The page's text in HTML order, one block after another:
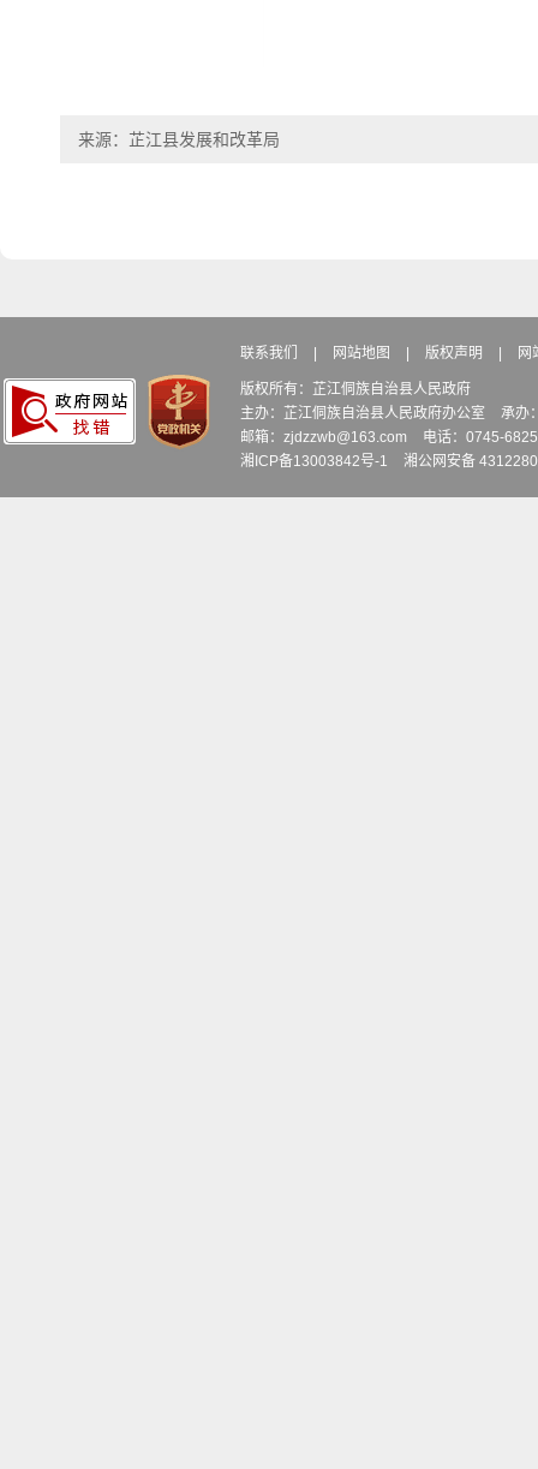
来源：芷江县发展和改革局
联系我们 网站地图 版权声明 网
版权所有：芷江侗族自治县人民政府
主办：芷江侗族自治县人民政府办公室
承办
邮箱：zjdzzwb@163.com
电话：0745-
湘ICP备13003842号-1
湘公网安备